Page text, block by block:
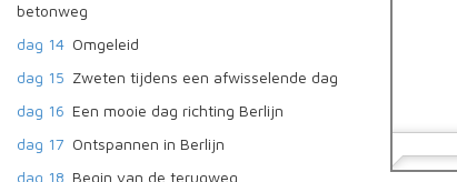
betonweg
dag 14 Omgeleid
dag 15 Zweten tijdens een afwisselende dag
dag 16 Een mooie dag richting Berlijn
dag 17 Ontspannen in Berlijn
dag 18 Begin van de terugweg